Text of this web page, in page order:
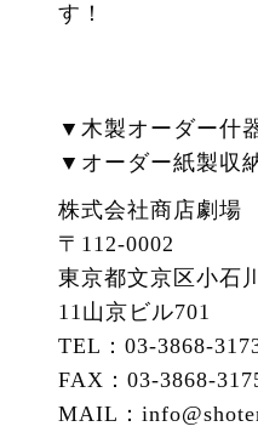
す！
▼木製オーダー什
▼オーダー紙製収
株式会社商店劇場
〒112-0002
東京都文京区小石
11山京ビル701
TEL：03-3868-
FAX：03-3868-
MAIL：